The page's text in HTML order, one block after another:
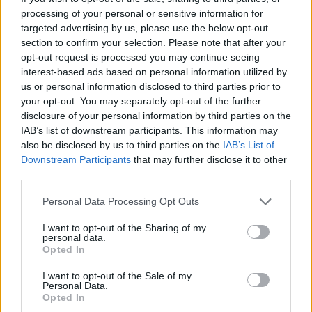
processing of your personal or sensitive information for
targeted advertising by us, please use the below opt-out
section to confirm your selection. Please note that after your
opt-out request is processed you may continue seeing
interest-based ads based on personal information utilized by
us or personal information disclosed to third parties prior to
your opt-out. You may separately opt-out of the further
disclosure of your personal information by third parties on the
IAB’s list of downstream participants. This information may
also be disclosed by us to third parties on the IAB’s List of
Downstream Participants that may further disclose it to other
Personal Data Processing Opt Outs
I want to opt-out of the Sharing of my
personal data.
Opted In
I want to opt-out of the Sale of my
Personal Data.
Opted In
permnencia en el equipo tejano, siendo esto un paso
clave para mantener una rotación larga y fiable.